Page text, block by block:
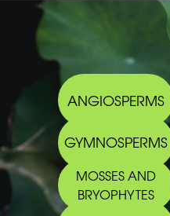
ANGIOSPERMS
GYMNOSPERMS
MOSSES AND
BRYOPHYTES